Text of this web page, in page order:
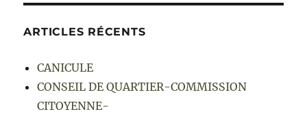
ARTICLES RÉCENTS
CANICULE
CONSEIL DE QUARTIER-COMMISSION
CITOYENNE-